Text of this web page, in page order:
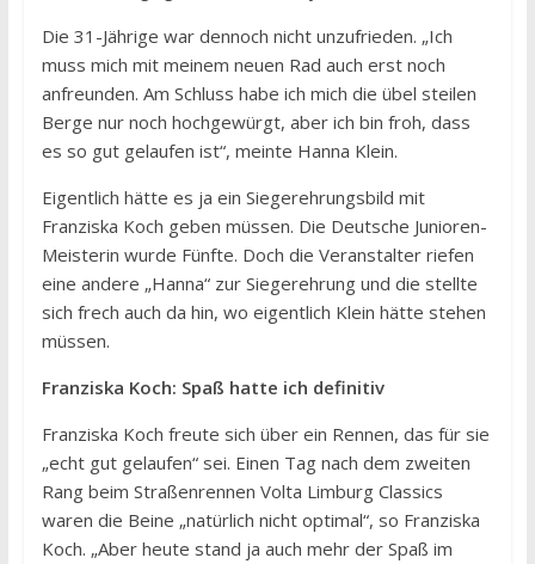
Die 31-Jährige war dennoch nicht unzufrieden. „Ich
muss mich mit meinem neuen Rad auch erst noch
anfreunden. Am Schluss habe ich mich die übel steilen
Berge nur noch hochgewürgt, aber ich bin froh, dass
es so gut gelaufen ist“, meinte Hanna Klein.
Eigentlich hätte es ja ein Siegerehrungsbild mit
Franziska Koch geben müssen. Die Deutsche Junioren-
Meisterin wurde Fünfte. Doch die Veranstalter riefen
eine andere „Hanna“ zur Siegerehrung und die stellte
sich frech auch da hin, wo eigentlich Klein hätte stehen
müssen.
Franziska Koch: Spaß hatte ich definitiv
Franziska Koch freute sich über ein Rennen, das für sie
„echt gut gelaufen“ sei. Einen Tag nach dem zweiten
Rang beim Straßenrennen Volta Limburg Classics
waren die Beine „natürlich nicht optimal“, so Franziska
Koch. „Aber heute stand ja auch mehr der Spaß im